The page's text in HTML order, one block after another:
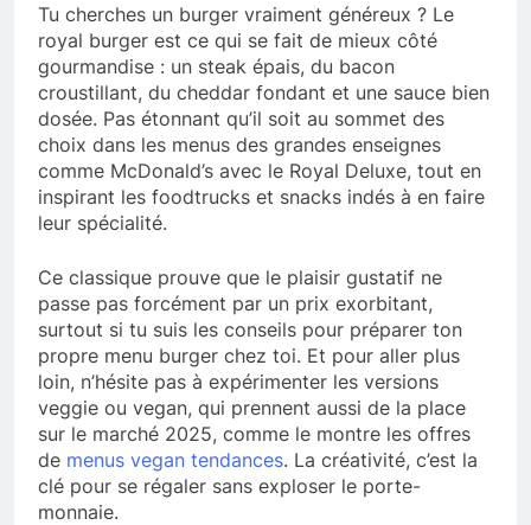
Tu cherches un burger vraiment généreux ? Le
royal burger est ce qui se fait de mieux côté
gourmandise : un steak épais, du bacon
croustillant, du cheddar fondant et une sauce bien
dosée. Pas étonnant qu’il soit au sommet des
choix dans les menus des grandes enseignes
comme McDonald’s avec le Royal Deluxe, tout en
inspirant les foodtrucks et snacks indés à en faire
leur spécialité.
Ce classique prouve que le plaisir gustatif ne
passe pas forcément par un prix exorbitant,
surtout si tu suis les conseils pour préparer ton
propre menu burger chez toi. Et pour aller plus
loin, n’hésite pas à expérimenter les versions
veggie ou vegan, qui prennent aussi de la place
sur le marché 2025, comme le montre les offres
de menus vegan tendances. La créativité, c’est la
clé pour se régaler sans exploser le porte-
monnaie.